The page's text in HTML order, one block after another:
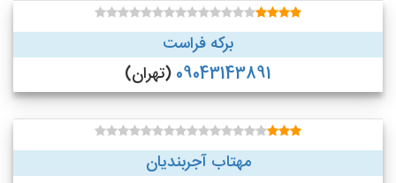
برکه فراست
09043143891 (تهران)
مهتاب آجربندیان